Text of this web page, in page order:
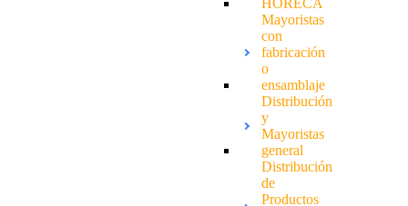
HORECA
Mayoristas
con
fabricación
o
ensamblaje
Distribución
y
Mayoristas
general
Distribución
de
Productos